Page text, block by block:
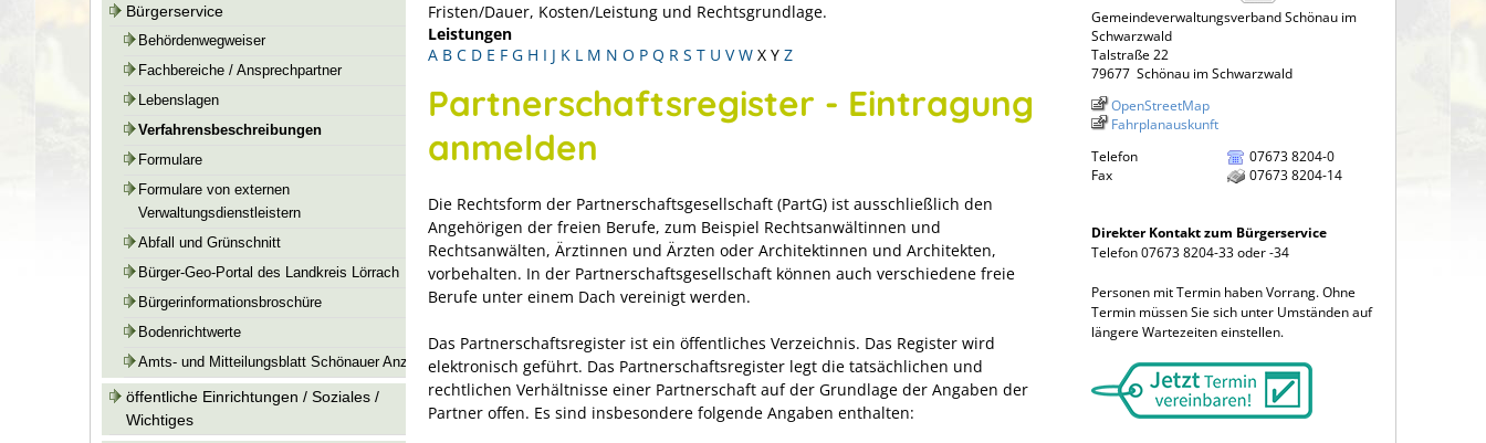
Bürgerservice
Behördenwegweiser
Fachbereiche / Ansprechpartner
Lebenslagen
Verfahrensbeschreibungen
Formulare
Formulare von externen
Verwaltungsdienstleistern
Abfall und Grünschnitt
Bürger-Geo-Portal des Landkreis Lörrach
Bürgerinformationsbroschüre
Bodenrichtwerte
Amts- und Mitteilungsblatt Schönauer Anzeiger
öffentliche Einrichtungen / Soziales /
Wichtiges
Fristen/Dauer, Kosten/Leistung und Rechtsgrundlage.
Leistungen
A B C D E F G H I J K L M N O P Q R S T U V W X Y Z
Partnerschaftsregister - Eintragung
anmelden
Die Rechtsform der Partnerschaftsgesellschaft (PartG) ist ausschließlich den
Angehörigen der freien Berufe, zum Beispiel Rechtsanwältinnen und
Rechtsanwälten, Ärztinnen und Ärzten oder Architektinnen und Architekten,
vorbehalten. In der Partnerschaftsgesellschaft können auch verschiedene freie
Berufe unter einem Dach vereinigt werden.
Das Partnerschaftsregister ist ein öffentliches Verzeichnis. Das Register wird
elektronisch geführt. Das Partnerschaftsregister legt die tatsächlichen und
rechtlichen Verhältnisse einer Partnerschaft auf der Grundlage der Angaben der
Partner offen. Es sind insbesondere folgende Angaben enthalten:
Gemeindeverwaltungsverband Schönau im
Schwarzwald
Talstraße 22
79677 Schönau im Schwarzwald
OpenStreetMap
Fahrplanauskunft
Telefon
07673 8204-0
Fax
07673 8204-14
Direkter Kontakt zum Bürgerservice
Telefon 07673 8204-33 oder -34
Personen mit Termin haben Vorrang. Ohne
Termin müssen Sie sich unter Umständen auf
längere Wartezeiten einstellen.